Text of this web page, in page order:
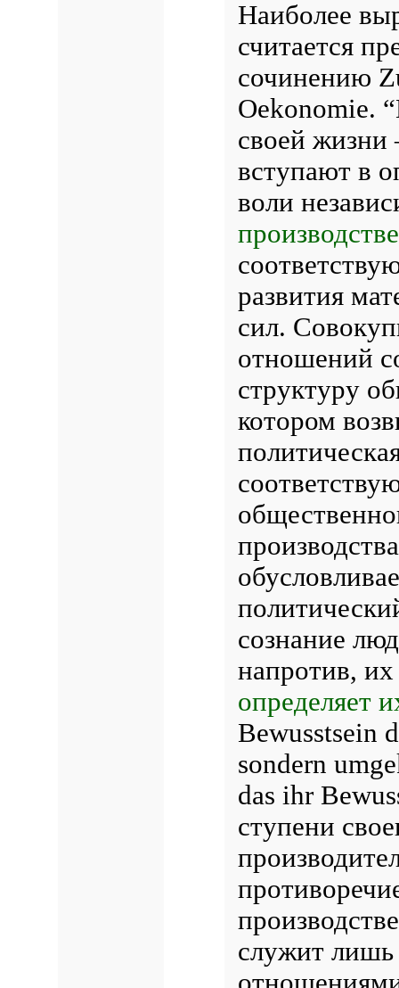
Наиболее
считается
сочинению
Oekonomie.
своей
вступают в
воли
развития
сил.
отношений
структуру
котором
сознание
напротив,
определяет
Bewusstsein
sondern
das ihr
ступени
служит